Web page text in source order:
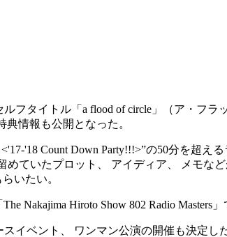
フタイトル「a flood of circle」（ア・フ
情報も公開となった。
'18 Count Down Party!!!>”の50分を超え
ていたプロット、 アイディア、 メモな
いたい。
Nakajima Hiroto Show 802 Radio Masters
イベント、 ワンマン公演の開催も決定した